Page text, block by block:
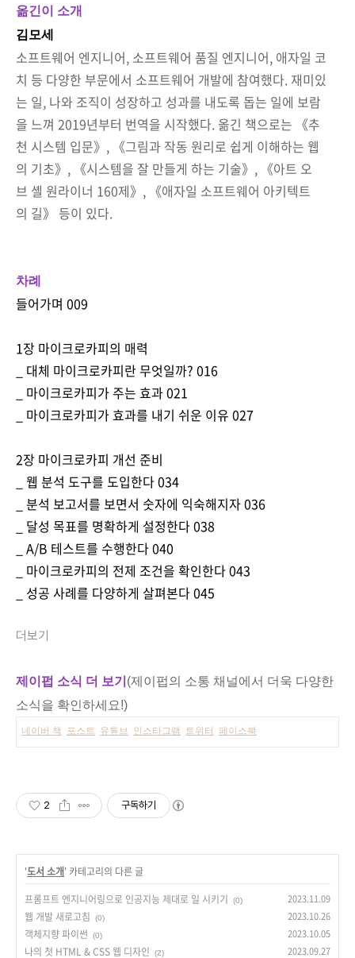
옮긴이 소개
김모세
소프트웨어 엔지니어, 소프트웨어 품질 엔지니어, 애자일 코
치 등 다양한 부문에서 소프트웨어 개발에 참여했다. 재미있
는 일, 나와 조직이 성장하고 성과를 내도록 돕는 일에 보람
을 느껴 2019년부터 번역을 시작했다. 옮긴 책으로는 《추
천 시스템 입문》, 《그림과 작동 원리로 쉽게 이해하는 웹
의 기초》, 《시스템을 잘 만들게 하는 기술》, 《아트 오
브 셸 원라이너 160제》, 《애자일 소프트웨어 아키텍트
의 길》 등이 있다.
차례
들어가며 009
1장 마이크로카피의 매력
_ 대체 마이크로카피란 무엇일까? 016
_ 마이크로카피가 주는 효과 021
_ 마이크로카피가 효과를 내기 쉬운 이유 027
2장 마이크로카피 개선 준비
_ 웹 분석 도구를 도입한다 034
_ 분석 보고서를 보면서 숫자에 익숙해지자 036
_ 달성 목표를 명확하게 설정한다 038
_ A/B 테스트를 수행한다 040
_ 마이크로카피의 전제 조건을 확인한다 043
_ 성공 사례를 다양하게 살펴본다 045
더보기
제이펍 소식 더 보기 (제이펍의 소통 채널에서 더욱 다양한
소식을 확인하세요!)
네이버 책 포스트 유튜브 인스타그램 트위터 페이스북
2 구독하기
'도서 소개' 카테고리의 다른 글
프롬프트 엔지니어링으로 인공지능 제대로 일 시키기
(0) 2023.11.09
웹 개발 새로고침 (0) 2023.10.26
객체지향 파이썬 (0) 2023.10.05
나의 첫 HTML & CSS 웹 디자인 (2) 2023.09.27